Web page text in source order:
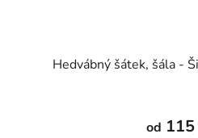
Hedvábný šátek, šála -
od 115